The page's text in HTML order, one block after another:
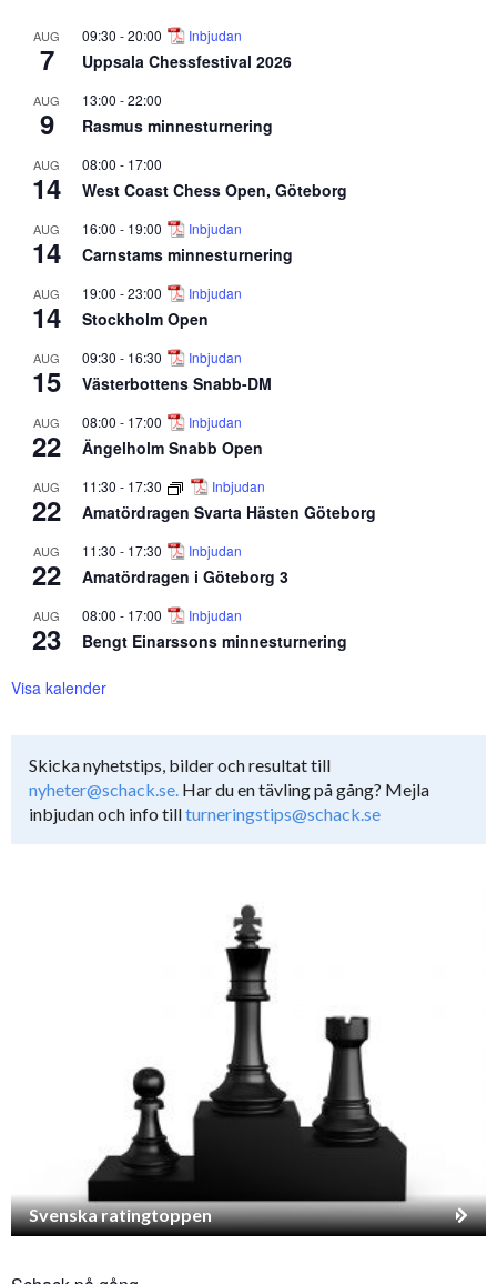
AUG
7
09:30 -20:00 Inbjudan
Uppsala Chessfestival 2026
AUG
9
13:00 -22:00
Rasmus minnesturnering
AUG
14
08:00 - 17:00
West Coast Chess Open, Göteborg
AUG
14
16:00 - 19:00 Inbjudan
Carnstams minnesturnering
AUG
14
19:00 -23:00 Inbjudan
Stockholm Open
AUG
15
09:30 - 16:30 Inbjudan
Västerbottens Snabb-DM
AUG
22
08:00 - 17:00 Inbjudan
Ängelholm Snabb Open
AUG
22
11:30 - 17:30 Inbjudan
Amatördragen Svarta Hästen Göteborg
AUG
22
11:30 - 17:30 Inbjudan
Amatördragen i Göteborg 3
AUG
23
08:00 - 17:00 Inbjudan
Bengt Einarssons minnesturnering
Visa kalender
Skicka nyhetstips, bilder och resultat till
nyheter@schack.se. Har du en tävling på gång? Mejla
inbjudan och info tillturneringstips@schack.se
Svenska ratingtoppen